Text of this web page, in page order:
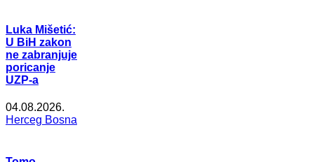
Luka Mišetić:
U BiH zakon
ne zabranjuje
poricanje
UZP-a
04.08.2026.
Herceg Bosna